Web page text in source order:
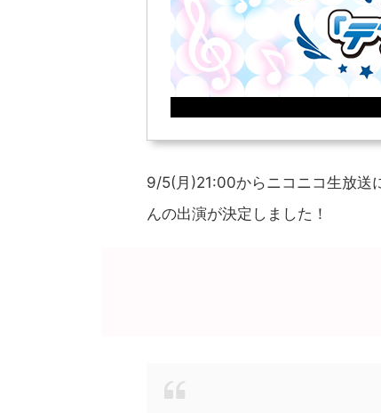
9/5(月)21:00からニコニコ生放送
んの出演が決定しました！